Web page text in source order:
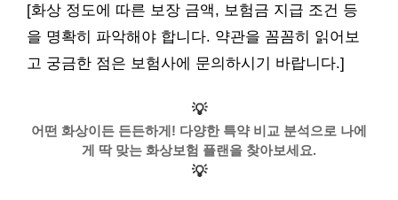
[화상 정도에 따른 보장 금액, 보험금 지급 조건 등
을 명확히 파악해야 합니다. 약관을 꼼꼼히 읽어보
고 궁금한 점은 보험사에 문의하시기 바랍니다.]
💡
어떤 화상이든 든든하게! 다양한 특약 비교 분석으로 나에
게 딱 맞는 화상보험 플랜을 찾아보세요.
💡